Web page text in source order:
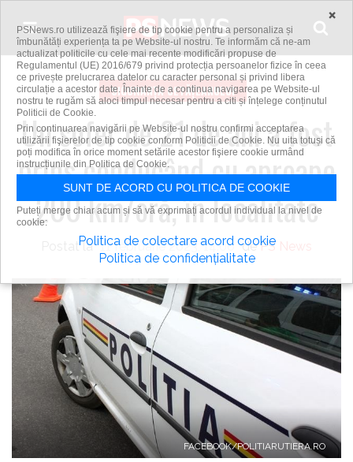
SIGURANȚA CETĂȚEANULUI
Un șofer de 21 de ani a fost
prins conducând cu aproape
200 km/oră, în localitate
Postat la 11 februarie 2023, 14:00 dePS News
FACEBOOK/POLITIARUTIERA.RO
×
PSNews.ro utilizează fişiere de tip cookie pentru a personaliza și
îmbunătăți experiența ta pe Website-ul nostru. Te informăm că ne-am
actualizat politicile cu cele mai recente modificări propuse de
Regulamentul (UE) 2016/679 privind protecția persoanelor fizice în ceea
ce privește prelucrarea datelor cu caracter personal și privind libera
circulație a acestor date. Înainte de a continua navigarea pe Website-ul
nostru te rugăm să aloci timpul necesar pentru a citi și înțelege conținutul
Politicii de Cookie.
Prin continuarea navigării pe Website-ul nostru confirmi acceptarea
utilizării fişierelor de tip cookie conform Politicii de Cookie. Nu uita totuși că
poți modifica în orice moment setările acestor fişiere cookie urmând
instrucțiunile din Politica de Cookie.
SUNT DE ACORD CU POLITICA DE COOKIE
Puteți merge chiar acum și să vă exprimați acordul individual la nivel de
cookie:
Politica de colectare acord cookie
Politica de confidențialitate